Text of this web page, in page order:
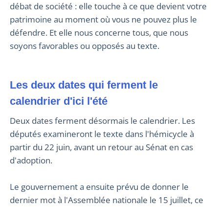
débat de société : elle touche à ce que devient votre
patrimoine au moment où vous ne pouvez plus le
défendre. Et elle nous concerne tous, que nous
soyons favorables ou opposés au texte.
Les deux dates qui ferment le
calendrier d'ici l'été
Deux dates ferment désormais le calendrier. Les
députés examineront le texte dans l'hémicycle à
partir du 22 juin, avant un retour au Sénat en cas
d'adoption.
Le gouvernement a ensuite prévu de donner le
dernier mot à l'Assemblée nationale le 15 juillet, ce